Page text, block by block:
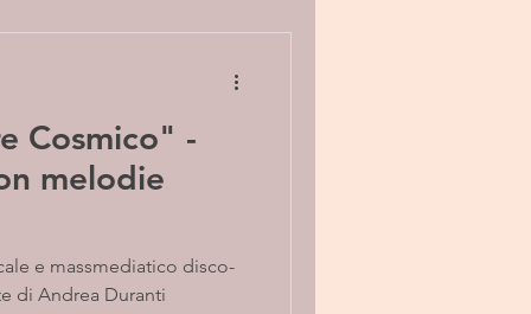
Cosmico" -
melodie
e massmediatico disco-
di Andrea Duranti